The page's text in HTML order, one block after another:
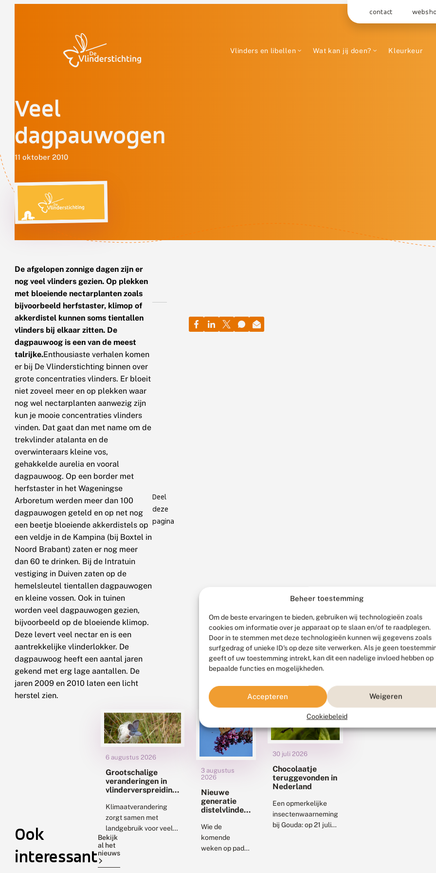
Beheer toestemming
Om de beste ervaringen te bieden, gebruiken wij technologieën zoals
cookies om informatie over je apparaat op te slaan en/of te raadplegen.
Door in te stemmen met deze technologieën kunnen wij gegevens zoals
surfgedrag of unieke ID's op deze site verwerken. Als je geen
geeft of uw toestemming intrekt, kan dit een nadelige invloed hebben op
bepaalde functies en mogelijkheden.
Accepteren Weigeren
Cookiebeleid
contact
Vlinders en libellen Wat kan jij doen? Kleurkeur
Veel
dagpauwogen
11 oktober 2010
De afgelopen zonnige dagen zijn er
nog veel vlinders gezien. Op plekken
met bloeiende nectarplanten zoals
bijvoorbeeld herfstaster, klimop of
akkerdistel kunnen soms tientallen
vlinders bij elkaar zitten. De
dagpauwoog is een van de meest
talrijke.Enthousiaste verhalen komen
er bij De Vlinderstichting binnen over
grote concentraties vlinders. Er bloeit
niet zoveel meer en op plekken waar
nog wel nectarplanten aanwezig zijn
kun je mooie concentraties vlinders
vinden. Dat gaat dan met name om de
trekvlinder atalanta en de
overwinteraars kleine vos,
gehakkelde aurelia en vooral
dagpauwoog. Op een border met
herfstaster in het Wageningse
Arboretum werden meer dan 100
dagpauwogen geteld en op net nog
een beetje bloeiende akkerdistels op
een veldje in de Kampina (bij Boxtel in
Noord Brabant) zaten er nog meer
dan 60 te drinken. Bij de Intratuin
vestiging in Duiven zaten op de
hemelsleutel tientallen dagpauwogen
en kleine vossen. Ook in tuinen
worden veel dagpauwogen gezien,
bijvoorbeeld op de bloeiende klimop.
Deze levert veel nectar en is een
aantrekkelijke vlinderlokker. De
dagpauwoog heeft een aantal jaren
gekend met erg lage aantallen. De
jaren 2009 en 2010 laten een licht
herstel zien.
Deel
deze
pagina
Ook
interessant
Bekijk
al het
nieuws
6 augustus 2026
Grootschalige
veranderingen in
vlinderverspreiding
klimaatverandering:
uitdagingen voor
natuurbescherming
Klimaatverandering
zorgt samen met
landgebruik voor veel
veranderingen in
biodiversiteit. Twee
3 augustus
2026
Nieuwe
generatie
distelvlinders
uitvliegen
Wie de
komende
weken op pad
30 juli 2026
Chocolaatje
teruggevonden in
Nederland
Een opmerkelijke
insectenwaarneming
bij Gouda: op 21 juli